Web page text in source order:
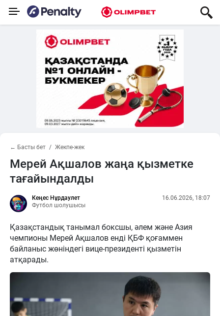
← Басты бет Жекпе-жек
Мерей Ақшалов жаңа қызметке
тағайындалды
Кеңес Нұрдаулет
Футбол шолушысы
16.06.2026, 18:07
Қазақстандық танымал боксшы, әлем және Азия
чемпионы Мерей Ақшалов енді ҚБФ қоғаммен
байланыс жөніндегі вице-президенті қызметін
атқарады.